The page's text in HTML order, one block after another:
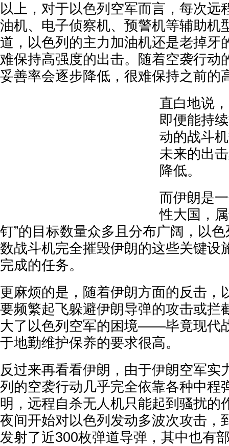
以上，对于以色列空军而言，每次远
油机、电子侦察机、预警机等辅助机
道，以色列的主力加油机还是老掉牙
难保持高强度的出击。随着空袭行动
妥善率会逐步降低，很难保持之前的
直白地说
即便能持
动的战斗
未来的出
降低。
而伊朗是
性大国，
钉”的目标数量众多且分布广阔，以
数战斗机完全摧毁伊朗的这些关键设
完成的任务。
更麻烦的是，随着伊朗方面的反击，
要频繁起飞躲避伊朗导弹的攻击或拦
大了以色列空军的困境——毕竟现代
于地勤维护保养的要求很高。
反过来再看看伊朗，由于伊朗空军实
列的空袭行动几乎完全依靠各种中
明，远程自杀无人机只能起到骚扰的
夜间开始对以色列发动多波次攻击，
发射了近300枚弹道导弹，其中也有